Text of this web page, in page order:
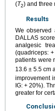
(T2) and three
Results
We observed
DALLAS
analgesic
(quadriceps: +
patients were
13.6 ± 5.5 cm
improvement
IG: + 20%).
greater for